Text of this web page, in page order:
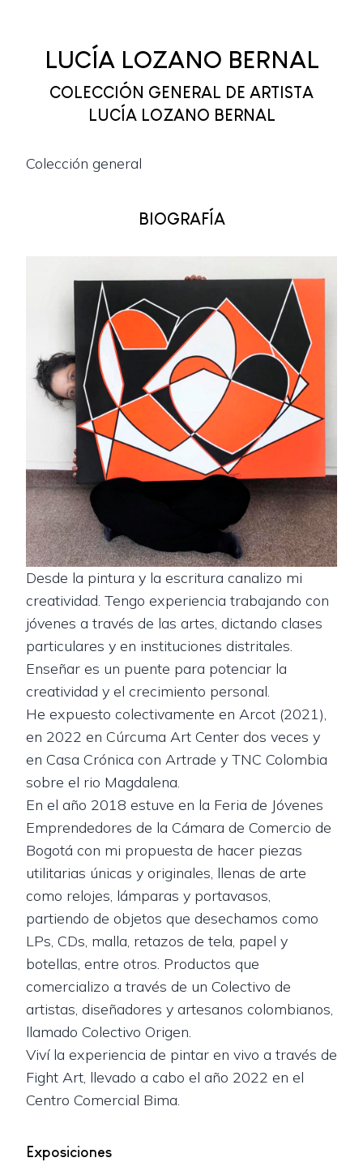
LUCÍA LOZANO BERNAL
COLECCIÓN GENERAL DE ARTISTA
LUCÍA LOZANO BERNAL
Colección general
BIOGRAFÍA
Desde la pintura y la escritura canalizo mi
creatividad. Tengo experiencia trabajando con
jóvenes a través de las artes, dictando clases
particulares y en instituciones distritales.
Enseñar es un puente para potenciar la
creatividad y el crecimiento personal.
He expuesto colectivamente en Arcot (2021),
en 2022 en Cúrcuma Art Center dos veces y
en Casa Crónica con Artrade y TNC Colombia
sobre el rio Magdalena.
En el año 2018 estuve en la Feria de Jóvenes
Emprendedores de la Cámara de Comercio de
Bogotá con mi propuesta de hacer piezas
utilitarias únicas y originales, llenas de arte
como relojes, lámparas y portavasos,
partiendo de objetos que desechamos como
LPs, CDs, malla, retazos de tela, papel y
botellas, entre otros. Productos que
comercializo a través de un Colectivo de
artistas, diseñadores y artesanos colombianos,
llamado Colectivo Origen.
Viví la experiencia de pintar en vivo a través de
Fight Art, llevado a cabo el año 2022 en el
Centro Comercial Bima.
Exposiciones